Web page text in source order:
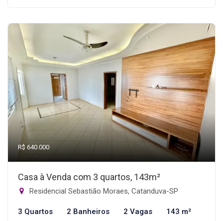
R$ 640.000
Casa à Venda com 3 quartos, 143m²
Residencial Sebastião Moraes, Catanduva-SP
3 Quartos 2 Banheiros 2 Vagas 143 m²